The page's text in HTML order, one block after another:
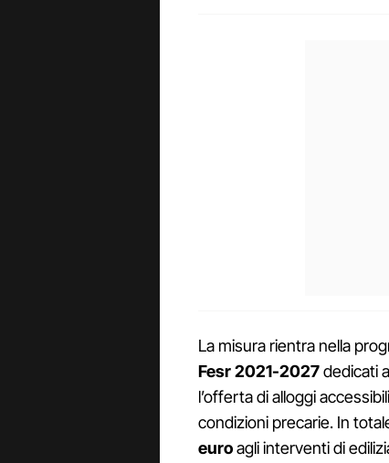
La misura rientra nella
Fesr 2021-2027dedicati
l’offerta di alloggi
condizioni precarie. In
euroagli interventi di